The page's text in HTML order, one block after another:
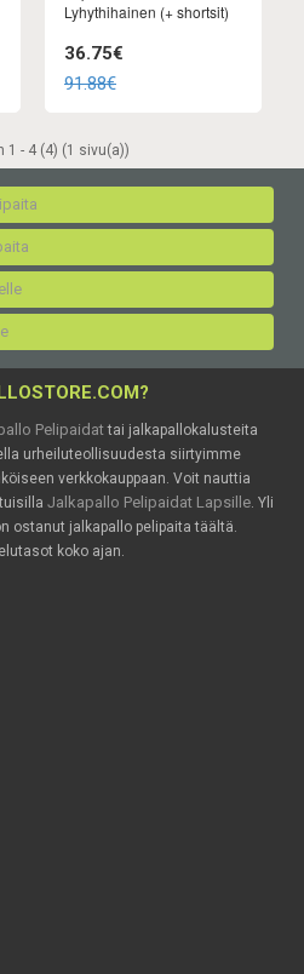
Lyhythihainen (+ shortsit)
36.75€
91.88€
1 - 4 (4) (1 sivu(a))
Pelipaidattai jalkapallokalusteita
urheiluteollisuudesta siirtyimme
verkkokauppaan. Voit nauttia
Jalkapallo Pelipaidat Lapsille. Yli
ostanut jalkapallo pelipaita täältä.
koko ajan.